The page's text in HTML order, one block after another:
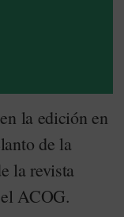
la edición en
de la
la revista
ACOG.